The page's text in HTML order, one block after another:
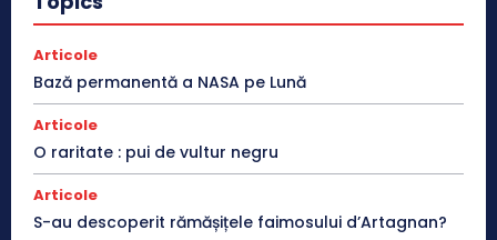
Articole
Bază permanentă a NASA pe Lună
Articole
O raritate : pui de vultur negru
Articole
S-au descoperit rămășițele faimosului d’Artagnan?